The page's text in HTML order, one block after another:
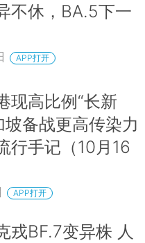
不休，BA.5下一
APP打开
现高比例“长新
坡备战更高传染力
行手记（10月16
APP打开
戎BF.7变异株 人